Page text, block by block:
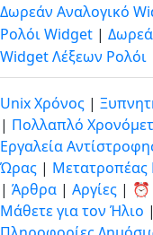
Δωρεάν Αναλογικό
Ρολόι Widget |
Widget Λέξεων Ρολόι
Unix Χρόνος |
| Πολλαπλό
Εργαλεία
Ώρας | Μετατροπέας
| Άρθρα | Αργίες | ⏰
Μάθετε για τον Ήλιο |